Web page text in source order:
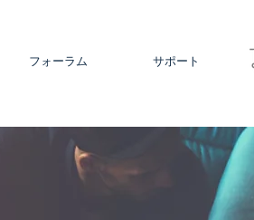
フォーラム サポート